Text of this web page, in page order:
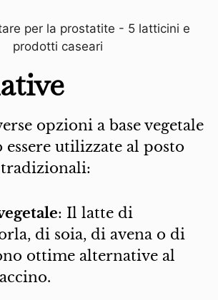
opzioni a base vegetale
essere utilizzate al posto
: Il latte di
di soia, di avena o di
ottime alternative al